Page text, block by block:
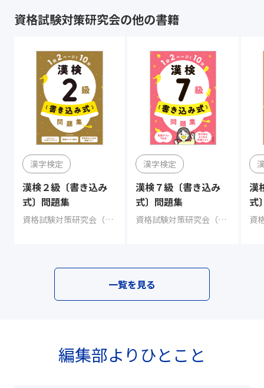
資格試験対策研究会の他の書籍
漢字検定
漢検２級〔書き込み
式〕問題集
資格試験対策研究会（編集）
漢字検定
漢検７級〔書き込み
式〕問題集
資格試験対策研究会（編集）
漢
式
一覧を見る
編集部よりひとこと